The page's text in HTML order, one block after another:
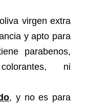
virgen extra
y apto para
parabenos,
ni
, y no es para